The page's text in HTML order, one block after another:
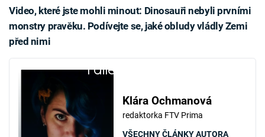
Video, které jste mohli minout: Dinosauři nebyli prvními
monstry pravěku. Podívejte se, jaké obludy vládly Zemi
před nimi
Failed to fetch
Klára Ochmanová
redaktorka FTV Prima
VŠECHNY ČLÁNKY AUTORA